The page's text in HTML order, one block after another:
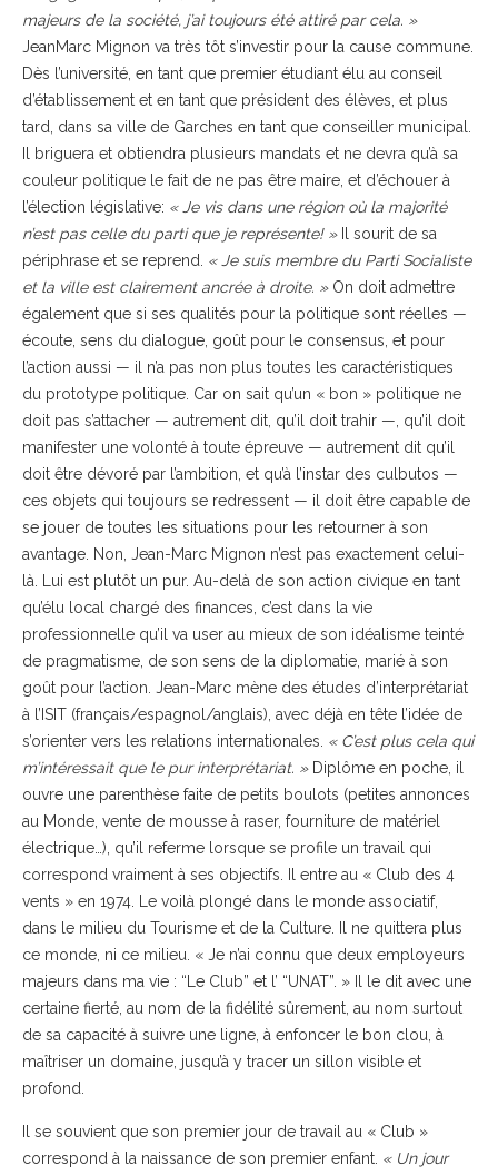
majeurs de la société, j’ai toujours été attiré par cela. »
JeanMarc Mignon va très tôt s’investir pour la cause commune.
Dès l’université, en tant que premier étudiant élu au conseil
d’établissement et en tant que président des élèves, et plus
tard, dans sa ville de Garches en tant que conseiller municipal.
Il briguera et obtiendra plusieurs mandats et ne devra qu’à sa
couleur politique le fait de ne pas être maire, et d’échouer à
l’élection législative: « Je vis dans une région où la majorité
n’est pas celle du parti que je représente! »
Il sourit de sa
périphrase et se reprend. « Je suis membre du Parti Socialiste
et la ville est clairement ancrée à droite. »On doit admettre
également que si ses qualités pour la politique sont réelles —
écoute, sens du dialogue, goût pour le consensus, et pour
l’action aussi — il n’a pas non plus toutes les caractéristiques
du prototype politique. Car on sait qu’un « bon » politique ne
doit pas s’attacher — autrement dit, qu’il doit trahir —, qu’il doit
manifester une volonté à toute épreuve — autrement dit qu’il
doit être dévoré par l’ambition, et qu’à l’instar des culbutos —
ces objets qui toujours se redressent — il doit être capable de
se jouer de toutes les situations pour les retourner à son
avantage. Non, Jean-Marc Mignon n’est pas exactement celui-
là. Lui est plutôt un pur. Au-delà de son action civique en tant
qu’élu local chargé des finances, c’est dans la vie
professionnelle qu’il va user au mieux de son idéalisme teinté
de pragmatisme, de son sens de la diplomatie, marié à son
goût pour l’action. Jean-Marc mène des études d’interprétariat
à l’ISIT (français/espagnol/anglais), avec déjà en tête l’idée de
s’orienter vers les relations internationales. « C’est plus cela qui
m’intéressait que le pur interprétariat. »Diplôme en poche, il
ouvre une parenthèse faite de petits boulots (petites annonces
au Monde, vente de mousse à raser, fourniture de matériel
électrique…), qu’il referme lorsque se profile un travail qui
correspond vraiment à ses objectifs. Il entre au « Club des 4
vents » en 1974. Le voilà plongé dans le monde associatif,
dans le milieu du Tourisme et de la Culture. Il ne quittera plus
ce monde, ni ce milieu. « Je n’ai connu que deux employeurs
majeurs dans ma vie : “Le Club” et l’ “UNAT”. » Il le dit avec une
certaine fierté, au nom de la fidélité sûrement, au nom surtout
de sa capacité à suivre une ligne, à enfoncer le bon clou, à
maîtriser un domaine, jusqu’à y tracer un sillon visible et
profond.
Il se souvient que son premier jour de travail au « Club »
correspond à la naissance de son premier enfant. « Un jour